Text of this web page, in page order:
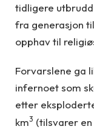
tidligere
fra generasjon
opphav til
Forvarslene ga
infernoet som
etter
km3 (tilsvarer